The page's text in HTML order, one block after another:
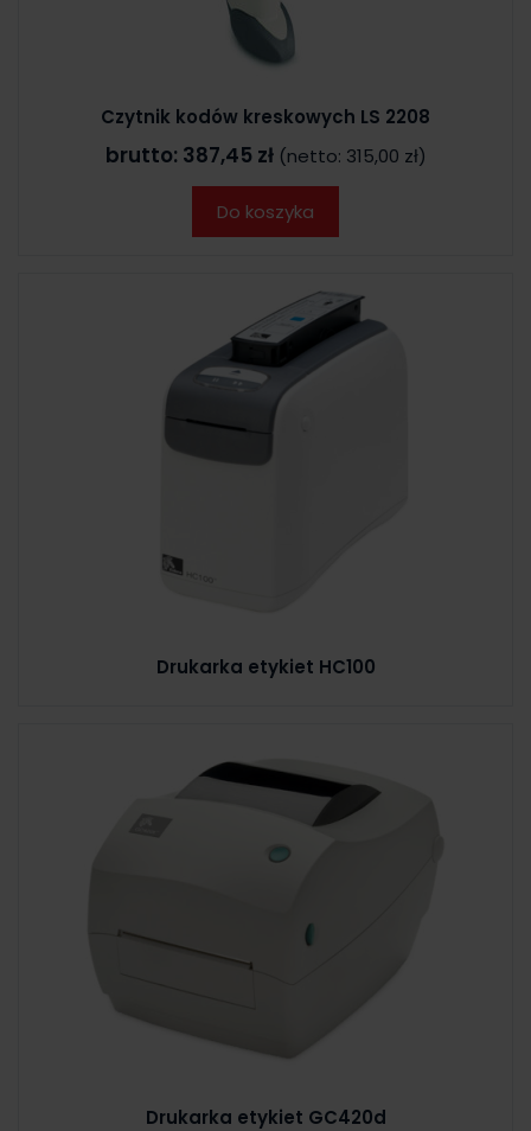
Czytnik kodów kreskowych LS 2208
brutto: 387,45 zł (netto: 315,00 zł)
Do koszyka
Drukarka etykiet HC100
Drukarka etykiet GC420d